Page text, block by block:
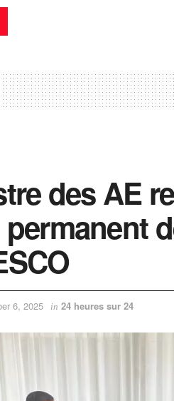
des AE
6, 2025 in 24 heures sur 24